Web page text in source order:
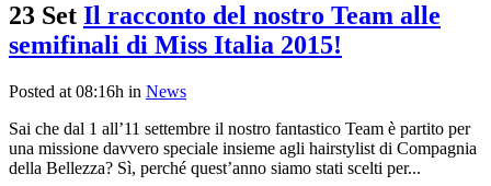
23 Set Il racconto del nostro Team alle
semifinali di Miss Italia 2015!
Posted at 08:16h in News
Sai che dal 1 all’11 settembre il nostro fantastico Team è partito per
una missione davvero speciale insieme agli hairstylist di Compagnia
della Bellezza? Sì, perché quest’anno siamo stati scelti per...